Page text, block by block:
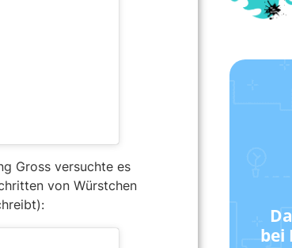
Gross versuchte es
von Würst­chen
bei